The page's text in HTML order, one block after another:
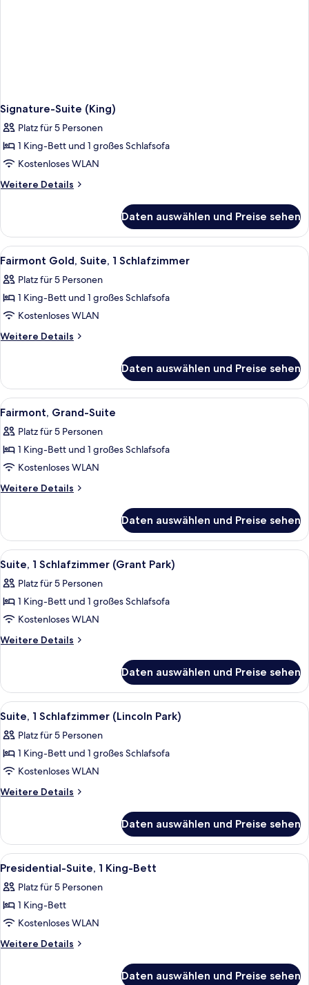
Signature-Suite (King)
Platz für 5 Personen
1 King-Bett und 1 großes Schlafsofa
Kostenloses WLAN
Weitere Details
Weitere
Suite
(King)
Daten auswählen und Preise sehen
Alle
Fotos
für
Fairmont
Gold,
Suite,
anzeigen
Ein Hotelzimmer mit einem großen
5
Fairmont Gold, Suite, 1 Schlafzimmer
Platz für 5 Personen
1 King-Bett und 1 großes Schlafsofa
Kostenloses WLAN
Weitere Details
Weitere
Gold,
Suite,
1
Daten auswählen und Preise sehen
Alle
Fotos
für
Fairmont,
Grand-
Suite
Ein Hotelzimmer mit Bett,
2
Fairmont, Grand-Suite
Platz für 5 Personen
1 King-Bett und 1 großes Schlafsofa
Kostenloses WLAN
Weitere Details
Weitere
Grand-
Suite
Daten auswählen und Preise sehen
Alle
Fotos
für
Suite,
1
Schlafzimmer
anzeigen
Ein modernes Hotelzimmer mit Blick
5
Suite, 1 Schlafzimmer (Grant Park)
Platz für 5 Personen
1 King-Bett und 1 großes Schlafsofa
Kostenloses WLAN
Weitere Details
Weitere
1
Schlafzimmer
(Grant
Daten auswählen und Preise sehen
Alle
Fotos
für
Suite,
1
Schlafzimmer
anzeigen
Ein Bett mit Baldachin und
3
Suite, 1 Schlafzimmer (Lincoln Park)
Platz für 5 Personen
1 King-Bett und 1 großes Schlafsofa
Kostenloses WLAN
Weitere Details
Weitere
1
Schlafzimmer
(Lincoln
Daten auswählen und Preise sehen
Alle
Fotos
für
Presidential-
Suite,
1 King-
Ein großzügiger Wohnbereich mit
4
Presidential-Suite, 1 King-Bett
Platz für 5 Personen
1 King-Bett
Kostenloses WLAN
Weitere Details
Weitere
Daten auswählen und Preise sehen